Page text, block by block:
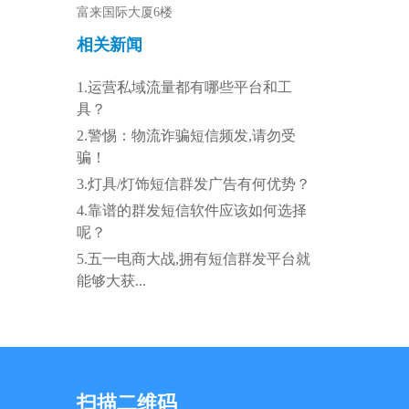
富来国际大厦6楼
相关新闻
1.运营私域流量都有哪些平台和工
具？
2.警惕：物流诈骗短信频发,请勿受
骗！
3.灯具/灯饰短信群发广告有何优势？
4.靠谱的群发短信软件应该如何选择
呢？
5.五一电商大战,拥有短信群发平台就
能够大获...
扫描二维码